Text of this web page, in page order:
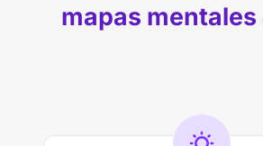
mapas mentales